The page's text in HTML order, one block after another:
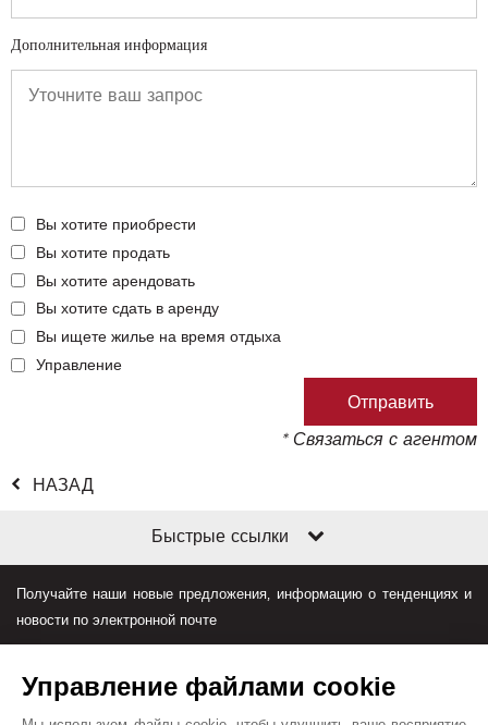
Дополнительная информация
Вы хотите приобрести
Вы хотите продать
Вы хотите арендовать
Вы хотите сдать в аренду
Вы ищете жилье на время отдыха
Управление
* Связаться с агентом
НАЗАД
Быстрые ссылки
Получайте наши новые предложения, информацию о тенденциях и
новости по электронной почте
Управление файлами cookie